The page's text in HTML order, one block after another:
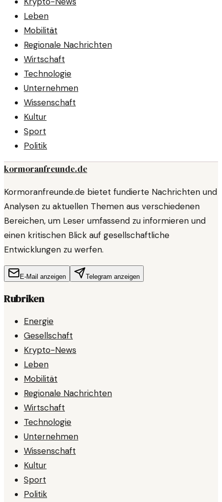
Leben
Mobilität
Regionale Nachrichten
Wirtschaft
Technologie
Unternehmen
Wissenschaft
Kultur
Sport
Politik
kormoranfreunde.de
Kormoranfreunde.de bietet fundierte Nachrichten und
Analysen zu aktuellen Themen aus verschiedenen
Bereichen, um Leser umfassend zu informieren und
einen kritischen Blick auf gesellschaftliche
Entwicklungen zu werfen.
E-Mail anzeigen Telegram anzeigen
Rubriken
Energie
Gesellschaft
Krypto-News
Leben
Mobilität
Regionale Nachrichten
Wirtschaft
Technologie
Unternehmen
Wissenschaft
Kultur
Sport
Politik